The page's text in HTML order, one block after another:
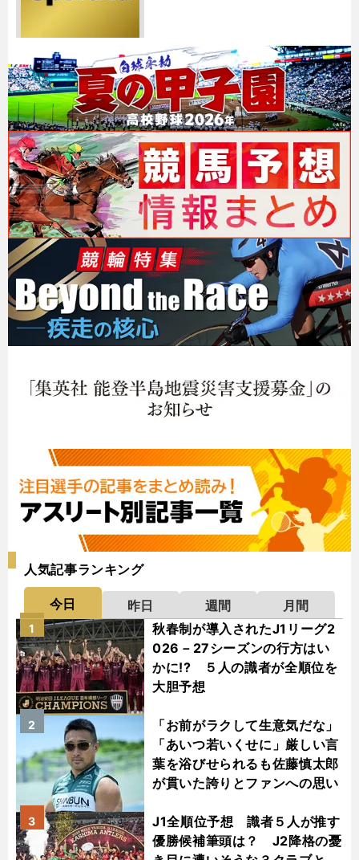
人気記事ランキング
今日 昨日 週間
月間
秋春制が導入されたJ1リーグ2
026－27シーズンの行方はい
かに!? ５人の識者が全順位を
大胆予想
1
「お前がラクして生意気だな」
「あいつ若いくせに」厳しい言
葉を浴びせられるも佐藤慎太郎
が貫いた誇りとファンへの思い
2
J1全順位予想 識者５人が推す
優勝候補筆頭は？ J2降格の憂
3